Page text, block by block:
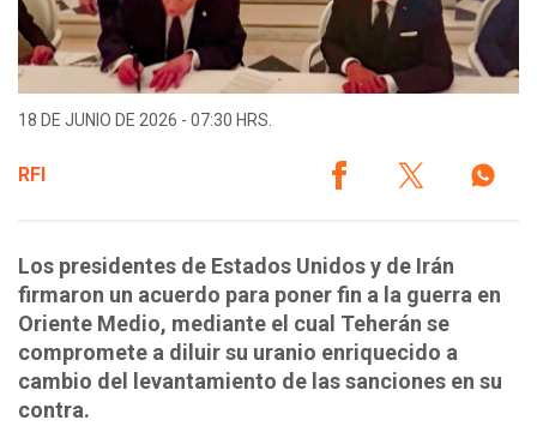
18 DE JUNIO DE 2026 - 07:30 HRS.
RFI
Los presidentes de Estados Unidos y de Irán
firmaron un acuerdo para poner fin a la guerra en
Oriente Medio, mediante el cual Teherán se
compromete a diluir su uranio enriquecido a
cambio del levantamiento de las sanciones en su
contra.